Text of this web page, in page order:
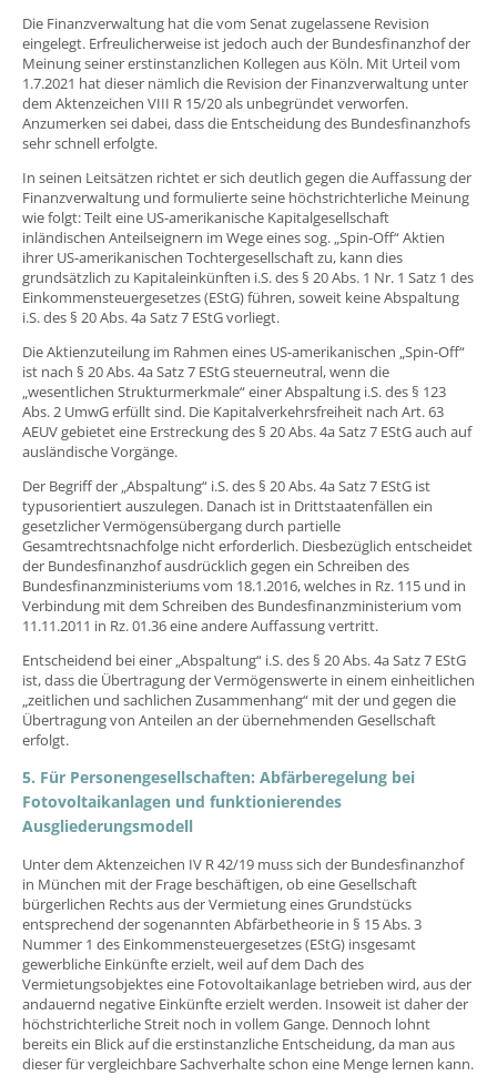
Die Finanzverwaltung hat die vom Senat zugelassene Revision
eingelegt. Erfreulicherweise ist jedoch auch der Bundesfinanzhof der
Meinung seiner erstinstanzlichen Kollegen aus Köln. Mit Urteil vom
1.7.2021 hat dieser nämlich die Revision der Finanzverwaltung unter
dem Aktenzeichen VIII R 15/20 als unbegründet verworfen.
Anzumerken sei dabei, dass die Entscheidung des Bundesfinanzhofs
sehr schnell erfolgte.
In seinen Leitsätzen richtet er sich deutlich gegen die Auffassung der
Finanzverwaltung und formulierte seine höchstrichterliche Meinung
wie folgt: Teilt eine US-amerikanische Kapitalgesellschaft
inländischen Anteilseignern im Wege eines sog. „Spin-Off“ Aktien
ihrer US-amerikanischen Tochtergesellschaft zu, kann dies
grundsätzlich zu Kapitaleinkünften i.S. des § 20 Abs. 1 Nr. 1 Satz 1 des
Einkommensteuergesetzes (EStG) führen, soweit keine Abspaltung
i.S. des § 20 Abs. 4a Satz 7 EStG vorliegt.
Die Aktienzuteilung im Rahmen eines US-amerikanischen „Spin-Off“
ist nach § 20 Abs. 4a Satz 7 EStG steuerneutral, wenn die
„wesentlichen Strukturmerkmale“ einer Abspaltung i.S. des § 123
Abs. 2 UmwG erfüllt sind. Die Kapitalverkehrsfreiheit nach Art. 63
AEUV gebietet eine Erstreckung des § 20 Abs. 4a Satz 7 EStG auch auf
ausländische Vorgänge.
Der Begriff der „Abspaltung“ i.S. des § 20 Abs. 4a Satz 7 EStG ist
typusorientiert auszulegen. Danach ist in Drittstaatenfällen ein
gesetzlicher Vermögensübergang durch partielle
Gesamtrechtsnachfolge nicht erforderlich. Diesbezüglich entscheidet
der Bundesfinanzhof ausdrücklich gegen ein Schreiben des
Bundesfinanzministeriums vom 18.1.2016, welches in Rz. 115 und in
Verbindung mit dem Schreiben des Bundesfinanzministerium vom
11.11.2011 in Rz. 01.36 eine andere Auffassung vertritt.
Entscheidend bei einer „Abspaltung“ i.S. des § 20 Abs. 4a Satz 7 EStG
ist, dass die Übertragung der Vermögenswerte in einem einheitlichen
„zeitlichen und sachlichen Zusammenhang“ mit der und gegen die
Übertragung von Anteilen an der übernehmenden Gesellschaft
erfolgt.
5. Für Personengesellschaften: Abfärberegelung bei
Fotovoltaikanlagen und funktionierendes
Ausgliederungsmodell
Unter dem Aktenzeichen IV R 42/19 muss sich der Bundesfinanzhof
in München mit der Frage beschäftigen, ob eine Gesellschaft
bürgerlichen Rechts aus der Vermietung eines Grundstücks
entsprechend der sogenannten Abfärbetheorie in § 15 Abs. 3
Nummer 1 des Einkommensteuergesetzes (EStG) insgesamt
gewerbliche Einkünfte erzielt, weil auf dem Dach des
Vermietungsobjektes eine Fotovoltaikanlage betrieben wird, aus der
andauernd negative Einkünfte erzielt werden. Insoweit ist daher der
höchstrichterliche Streit noch in vollem Gange. Dennoch lohnt
bereits ein Blick auf die erstinstanzliche Entscheidung, da man aus
dieser für vergleichbare Sachverhalte schon eine Menge lernen kann.